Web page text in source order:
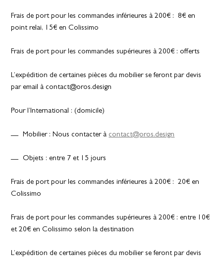
Frais de port pour les commandes inférieures à 200€ : 8€ en
point relai, 15€ en Colissimo
Frais de port pour les commandes supérieures à 200€ : offerts
L’expédition de certaines pièces du mobilier se feront par devis
par email à contact@oros.design
Pour l’International : (domicile)
Mobilier : Nous contacter àcontact@oros.design
Objets : entre 7 et 15 jours
Frais de port pour les commandes inférieures à 200€ : 20€ en
Colissimo
Frais de port pour les commandes supérieures à 200€ : entre 10€
et 20€ en Colissimo selon la destination
L’expédition de certaines pièces du mobilier se feront par devis